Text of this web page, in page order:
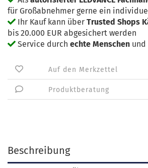
für Großabnehmer gerne ein
Ihr Kauf kann über Trusted Shops
bis 20.000 EUR abgesichert werden
Service durch echte Menschen und
Auf den Merkzettel
Produktberatung
Beschreibung